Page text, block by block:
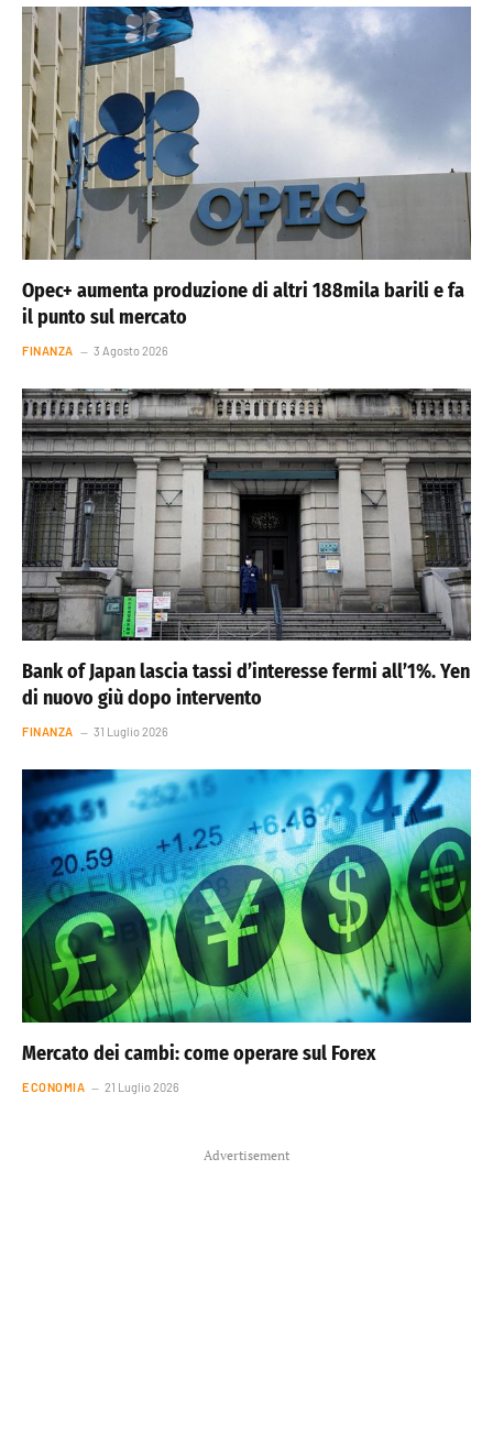
Opec+ aumenta produzione di altri 188mila barili e fa
il punto sul mercato
FINANZA 3 Agosto 2026
Bank of Japan lascia tassi d’interesse fermi all’1%. Yen
di nuovo giù dopo intervento
FINANZA 31 Luglio 2026
Mercato dei cambi: come operare sul Forex
ECONOMIA 21 Luglio 2026
Advertisement